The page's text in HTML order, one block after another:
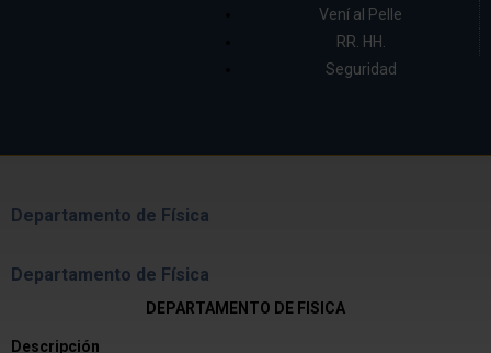
Vení al Pelle
RR. HH.
Seguridad
Departamento de Física
Departamento de Física
DEPARTAMENTO DE FISICA
Descripción